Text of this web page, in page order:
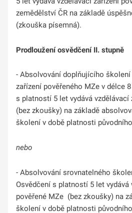
zemědělství ČR na základě
(zkouška písemná).
Prodloužení osvědčení II. stupně
- Absolvování doplňujícího školení
zařízení pověřeného MZe v délce
s platností 5 let vydává vzdělávací
(bez zkoušky) na základě
školení v době platnosti
nebo
- Absolvování srovnatelného
Osvědčení s platností 5 let vydává
pověřené MZe (bez zkoušky) na
školení v době platnosti